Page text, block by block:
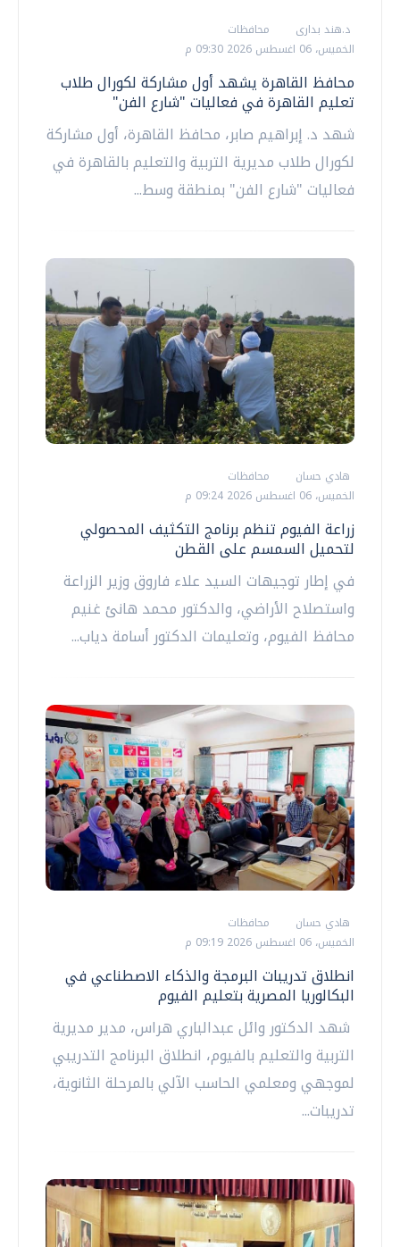
د.هند بدارى
محافظات
الخميس، 06 اغسطس 2026 09:30 م
محافظ القاهرة يشهد أول مشاركة لكورال طلاب
تعليم القاهرة في فعاليات "شارع الفن"
شهد د. إبراهيم صابر، محافظ القاهرة، أول مشاركة
لكورال طلاب مديرية التربية والتعليم بالقاهرة في
فعاليات "شارع الفن" بمنطقة وسط...
هادي حسان
محافظات
الخميس، 06 اغسطس 2026 09:24 م
زراعة الفيوم تنظم برنامج التكثيف المحصولي
لتحميل السمسم على القطن
في إطار توجيهات السيد علاء فاروق وزير الزراعة
واستصلاح الأراضي، والدكتور محمد هانئ غنيم
محافظ الفيوم، وتعليمات الدكتور أسامة دياب...
هادي حسان
محافظات
الخميس، 06 اغسطس 2026 09:19 م
انطلاق تدريبات البرمجة والذكاء الاصطناعي في
البكالوريا المصرية بتعليم الفيوم
شهد الدكتور وائل عبدالباري هراس، مدير مديرية
التربية والتعليم بالفيوم، انطلاق البرنامج التدريبي
لموجهي ومعلمي الحاسب الآلي بالمرحلة الثانوية،
تدريبات...